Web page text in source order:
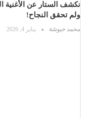
نكشف الستار عن الأغنية
ولم تحقق النجاح!
محمد حبوشة يناير 4, 2026